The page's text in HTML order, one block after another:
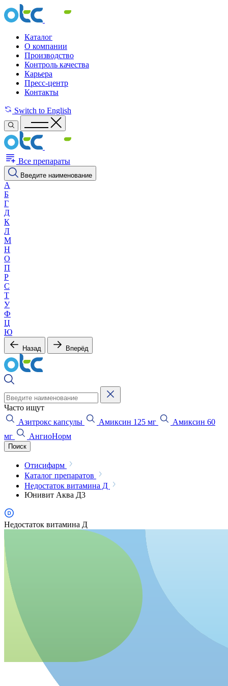
Каталог
О компании
Производство
Контроль качества
Карьера
Пресс-центр
Контакты
Switch to English
Все препараты
Введите наименование
А
Б
Г
Д
К
Л
М
Н
О
П
Р
С
Т
У
Ф
Ц
Ю
Назад Вперёд
Часто ищут
Азитрокс капсулы
Амиксин 125 мг
Амиксин 60
мг
АнгиоНорм
Поиск
Отисифарм
Каталог препаратов
Недостаток витамина Д
Юнивит Аква Д3
Недостаток витамина Д